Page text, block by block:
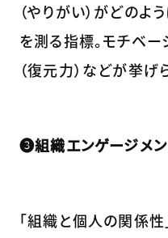
（やりがい）がどのよ
を測る指標。モチベー
（復元力）などが挙げ
❸組織エンゲージメン
「組織と個人の関係性